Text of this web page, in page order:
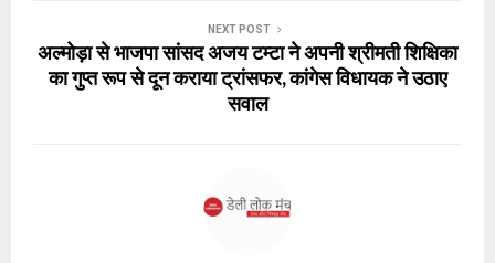
NEXT POST
अल्मोड़ा से भाजपा सांसद अजय टम्टा ने अपनी श्रीमती शिक्षिका
का गुप्त रूप से दून कराया ट्रांसफर, कांगेस विधायक ने उठाए
सवाल